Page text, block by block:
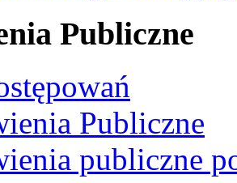
Publiczne
Publiczne
publiczne